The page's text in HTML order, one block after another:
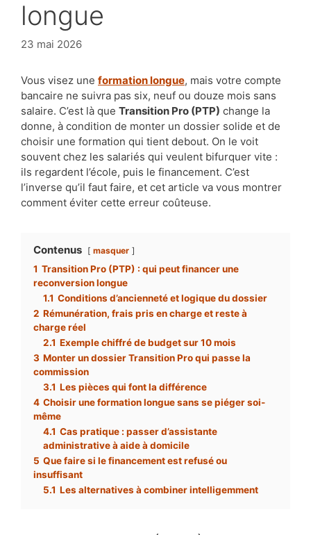
longue
23 mai 2026
Vous visez une formation longue, mais votre compte
bancaire ne suivra pas six, neuf ou douze mois sans
salaire. C’est là que Transition Pro (PTP) change la
donne, à condition de monter un dossier solide et de
choisir une formation qui tient debout. On le voit
souvent chez les salariés qui veulent bifurquer vite :
ils regardent l’école, puis le financement. C’est
l’inverse qu’il faut faire, et cet article va vous montrer
comment éviter cette erreur coûteuse.
Contenus masquer
1 Transition Pro (PTP) : qui peut financer une
reconversion longue
1.1 Conditions d’ancienneté et logique du dossier
2 Rémunération, frais pris en charge et reste à
charge réel
2.1 Exemple chiffré de budget sur 10 mois
3 Monter un dossier Transition Pro qui passe la
commission
3.1 Les pièces qui font la différence
4 Choisir une formation longue sans se piéger soi-
même
4.1 Cas pratique : passer d’assistante
administrative à aide à domicile
5 Que faire si le financement est refusé ou
insuffisant
5.1 Les alternatives à combiner intelligemment